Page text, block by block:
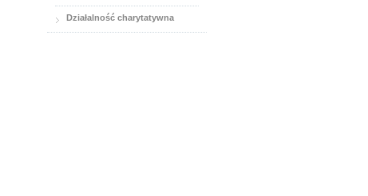
Działalność charytatywna